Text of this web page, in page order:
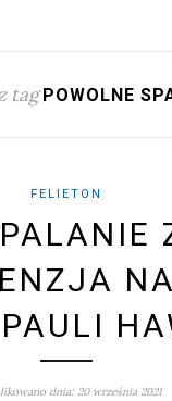
tag POWOLNE
FELIETON
dnia: 20 września 2021